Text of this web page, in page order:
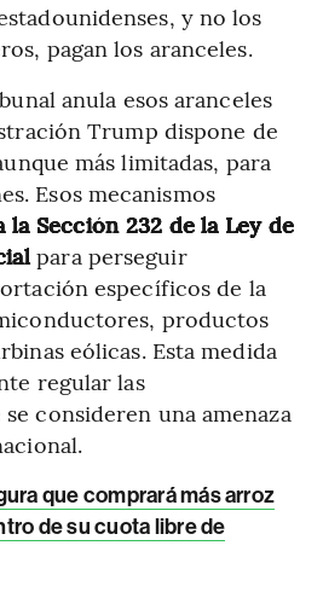
y no los
pagan los aranceles.
anula esos aranceles
Trump dispone de
más limitadas, para
Esos mecanismos
Sección 232 de la Ley de
para perseguir
específicos de la
productos
eólicas. Esta medida
regular las
consideren una amenaza
que comprará más arroz
de su cuota libre de